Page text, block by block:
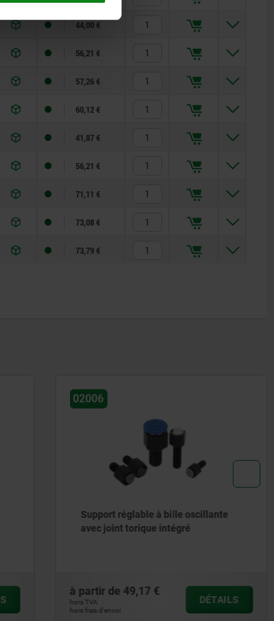
44,00 €
56,21 €
57,26 €
60,12 €
41,87 €
56,21 €
71,11 €
73,08 €
73,79 €
bille oscillante
DÉTAILS
Support réglable à bille
à partir de 32,39 €
hors frais d’envoi